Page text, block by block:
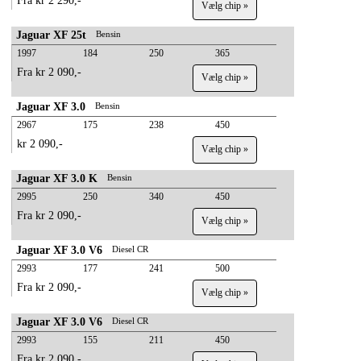
Vælg chip »
Jaguar XF 25t Bensin
1997 184 250 365
Fra kr 2 090,- Vælg chip »
Jaguar XF 3.0 Bensin
2967 175 238 450
kr 2 090,- Vælg chip »
Jaguar XF 3.0 K Bensin
2995 250 340 450
Fra kr 2 090,- Vælg chip »
Jaguar XF 3.0 V6 Diesel CR
2993 177 241 500
Fra kr 2 090,- Vælg chip »
Jaguar XF 3.0 V6 Diesel CR
2993 155 211 450